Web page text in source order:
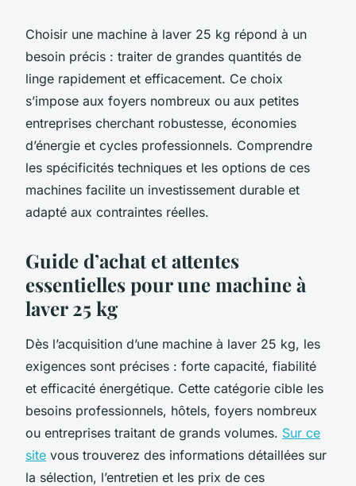
Choisir une machine à laver 25 kg répond à un
besoin précis : traiter de grandes quantités de
linge rapidement et efficacement. Ce choix
s’impose aux foyers nombreux ou aux petites
entreprises cherchant robustesse, économies
d’énergie et cycles professionnels. Comprendre
les spécificités techniques et les options de ces
machines facilite un investissement durable et
adapté aux contraintes réelles.
Guide d’achat et attentes
essentielles pour une machine à
laver 25 kg
Dès l’acquisition d’une machine à laver 25 kg, les
exigences sont précises : forte capacité, fiabilité
et efficacité énergétique. Cette catégorie cible les
besoins professionnels, hôtels, foyers nombreux
ou entreprises traitant de grands volumes. Sur ce
site vous trouverez des informations détaillées sur
la sélection, l’entretien et les prix de ces